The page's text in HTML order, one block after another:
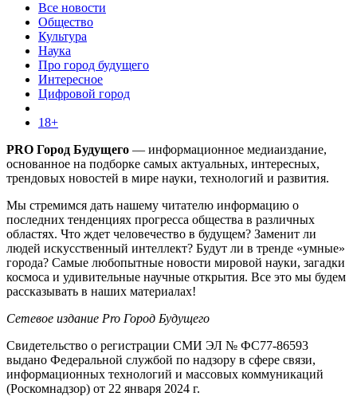
Все новости
Общество
Культура
Наука
Про город будущего
Интересное
Цифровой город
18+
PRO Город Будущего — информационное медиаиздание,
основанное на подборке самых актуальных, интересных,
трендовых новостей в мире науки, технологий и развития.
Мы стремимся дать нашему читателю информацию о
последних тенденциях прогресса общества в различных
областях. Что ждет человечество в будущем? Заменит ли
людей искусственный интеллект? Будут ли в тренде «умные»
города? Самые любопытные новости мировой науки, загадки
космоса и удивительные научные открытия. Все это мы будем
рассказывать в наших материалах!
Сетевое издание Pro Город Будущего
Свидетельство о регистрации СМИ ЭЛ № ФС77-86593
выдано Федеральной службой по надзору в сфере связи,
информационных технологий и массовых коммуникаций
(Роскомнадзор) от 22 января 2024 г.